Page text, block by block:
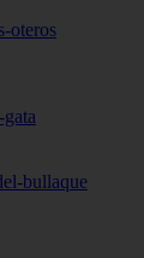
oteros
bullaque